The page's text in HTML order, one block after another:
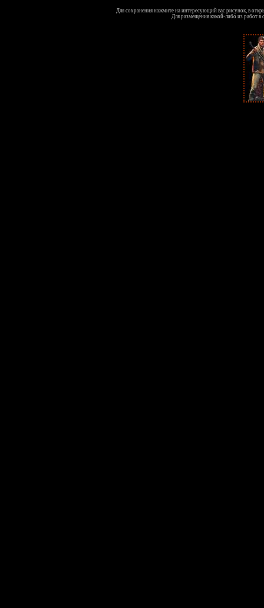
Для сохранения нажмите на интересующий вас рисунок, в
Для размещения какой-либо из работ